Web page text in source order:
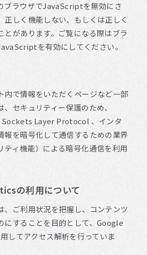
ブラウザでJavaScriptを無効にさ
正しく機能しない、もしくは正しく
とがあります。ご覧になる際はブラ
を有効にしてください。
内で情報をいただくページなど一部
、セキュリティー保護のため、
Layer Protocol 、インタ
報を暗号化して通信するための業界
ティ機能）による暗号化通信を利用
の利用について
、ご利用状況を把握し、コンテンツ
にすることを目的として、Google
してアクセス解析を行っていま